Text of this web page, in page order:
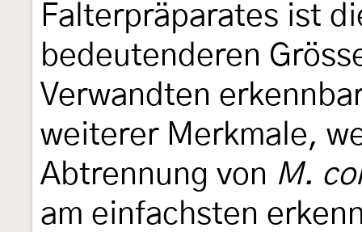
Falterpräparates ist
bedeutenderen
Verwandten
weiterer Merkmale,
Abtrennung von M.
am einfachsten